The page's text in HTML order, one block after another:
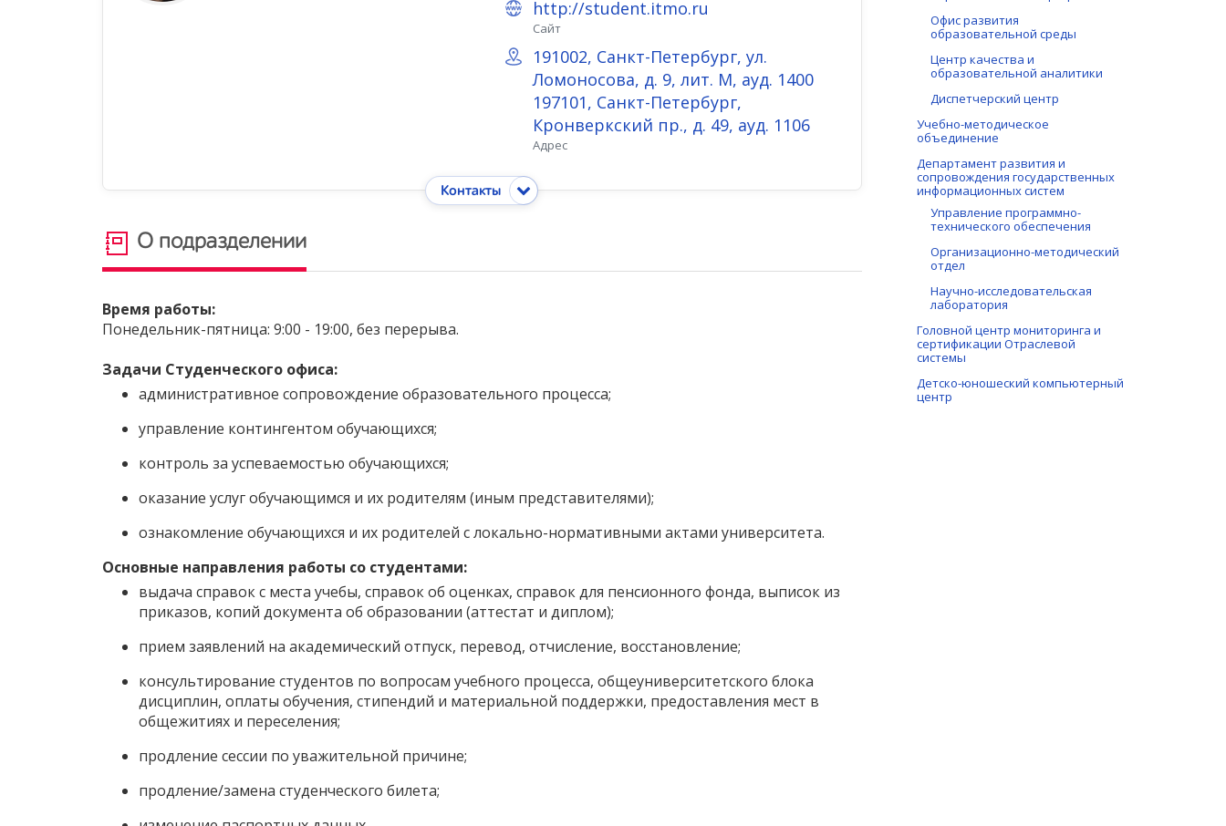
http://student.itmo.ru
Сайт
191002, Санкт-Петербург, ул.
Ломоносова, д. 9, лит. М, ауд. 1400
197101, Санкт-Петербург,
Кронверкский пр., д. 49, ауд. 1106
Адрес
Контакты
О подразделении
Время работы:
Понедельник-пятница: 9:00 - 19:00, без перерыва.
Задачи Студенческого офиса:
административное сопровождение образовательного процесса;
управление контингентом обучающихся;
контроль за успеваемостью обучающихся;
оказание услуг обучающимся и их родителям (иным представителями);
ознакомление обучающихся и их родителей с локально-нормативными актами университета.
Основные направления работы со студентами:
выдача справок с места учебы, справок об оценках, справок для пенсионного фонда, выписок из
приказов, копий документа об образовании (аттестат и диплом);
прием заявлений на академический отпуск, перевод, отчисление, восстановление;
консультирование студентов по вопросам учебного процесса, общеуниверситетского блока
дисциплин, оплаты обучения, стипендий и материальной поддержки, предоставления мест в
общежитиях и переселения;
продление сессии по уважительной причине;
продление/замена студенческого билета;
Офис развития
образовательной среды
Центр качества и
образовательной аналитики
Диспетчерский центр
Учебно-методическое
объединение
Департамент развития и
сопровождения государственных
информационных систем
Управление программно-
технического обеспечения
Организационно-методический
отдел
Научно-исследовательская
лаборатория
Головной центр мониторинга и
сертификации Отраслевой
системы
Детско-юношеский компьютерный
центр